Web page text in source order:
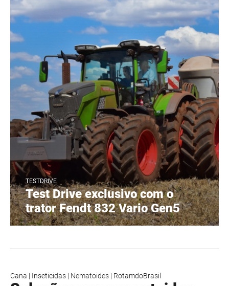
TESTDRIVE
Test Drive exclusivo com o
trator Fendt 832 Vario Gen5
Cana | Inseticidas | Nematoides | RotamdoBrasil